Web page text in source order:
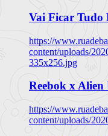
Vai Ficar Tudo
https://
content/uploads/
335x256.jpg
Reebok x
https://
content/uploads/